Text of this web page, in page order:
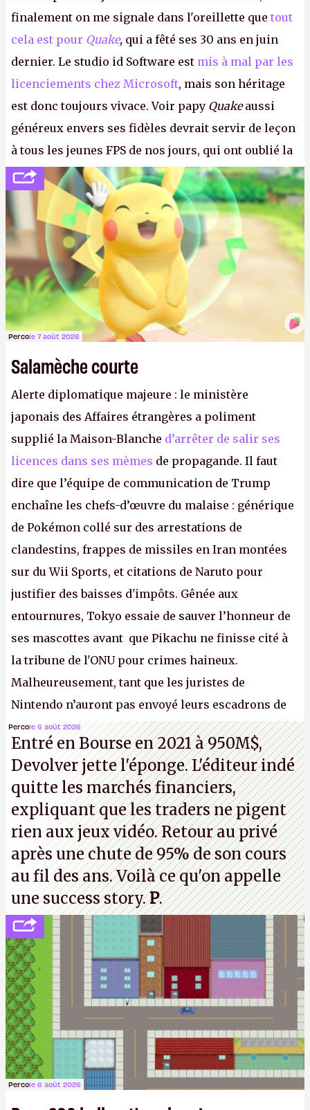
finalement on me signale dans l'oreillette que tout
cela est pour Quake, qui a fêté ses 30 ans en juin
dernier. Le studio id Software est mis à mal par les
licenciements chez Microsoft, mais son héritage
est donc toujours vivace. Voir papy Quakeaussi
généreux envers ses fidèles devrait servir de leçon
à tous les jeunes FPS de nos jours, qui ont oublié la
politesse et le respect envers leurs joueurs et les
anciens. Il leur faudrait une bonne guerre des
consoles à ces petits cons !
Percole 7 août 2026
Salamèche courte
Alerte diplomatique majeure : le ministère
japonais des Affaires étrangères a poliment
supplié la Maison-Blanche d’arrêter de salir ses
licences dans ses mèmes de propagande. Il faut
dire que l’équipe de communication de Trump
enchaîne les chefs-d’œuvre du malaise : générique
de Pokémon collé sur des arrestations de
clandestins, frappes de missiles en Iran montées
sur du Wii Sports, et citations de Naruto pour
justifier des baisses d'impôts. Gênée aux
entournures, Tokyo essaie de sauver l’honneur de
ses mascottes avant que Pikachu ne finisse cité à
la tribune de l'ONU pour crimes haineux.
Malheureusement, tant que les juristes de
Nintendo n’auront pas envoyé leurs escadrons de
la mort judiciaires pour distribuer du copyright
strike à tour de bras, l'Oncle Sam continuera
d'étaler sa confiture intellectuelle sur vos
souvenirs d'enfance.P.
Percole 6 août 2026
Entré en Bourse en 2021 à 950M$,
Devolver jette l'éponge. L'éditeur indé
quitte les marchés financiers,
expliquant que les traders ne pigent
rien aux jeux vidéo. Retour au privé
après une chute de 95% de son cours
au fil des ans. Voilà ce qu'on appelle
une success story.P.
Percole 6 août 2026